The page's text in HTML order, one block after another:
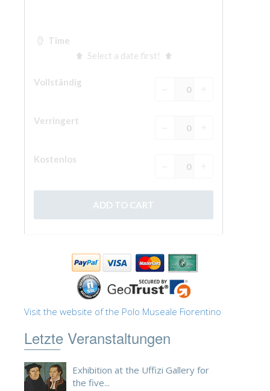
Eine Geführte Tour buchen
FRANÇAIS
ESPAÑOL
Visit the website of the Polo Museale Fiorentino
Letzte Veranstaltungen
Exhibition at the Uffizi Gallery for
the five...